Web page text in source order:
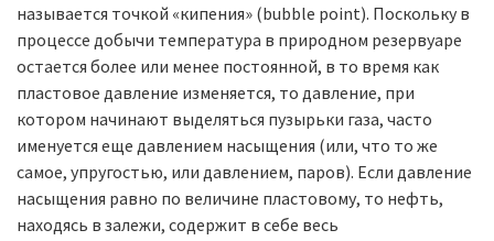
называется точкой «кипения» (bubble point). Поскольку в
процессе добычи температура в природном резервуаре
остается более или менее постоянной, в то время как
пластовое давление изменяется, то давление, при
котором начинают выделяться пузырьки газа, часто
именуется еще давлением насыщения (или, что то же
самое, упругостью, или давлением, паров). Если давление
насыщения равно по величине пластовому, то нефть,
находясь в залежи, содержит в себе весь